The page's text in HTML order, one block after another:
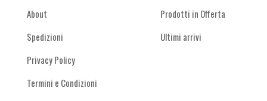
About
Spedizioni
Privacy Policy
Termini e Condizioni
Prodotti in Offerta
Ultimi arrivi